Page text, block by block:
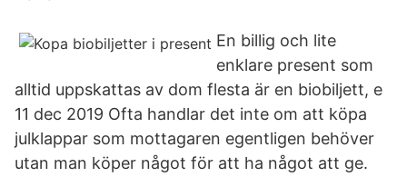
En billig och lite
enklare present som
alltid uppskattas av dom flesta är en biobiljett, e
11 dec 2019 Ofta handlar det inte om att köpa
julklappar som mottagaren egentligen behöver
utan man köper något för att ha något att ge.